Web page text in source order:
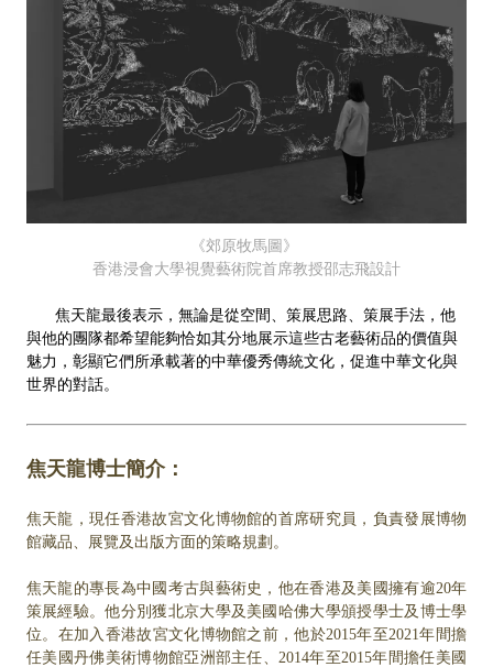
《郊原牧馬圖》
香港浸會大學視覺藝術院首席教授邵志飛設計
焦天龍最後表示，無論是從空間、策展思路、策展手法，他
與他的團隊都希望能夠恰如其分地展示這些古老藝術品的價值與
魅力，彰顯它們所承載著的中華優秀傳統文化，促進中華文化與
世界的對話。
焦天龍博士簡介：
焦天龍，現任香港故宮文化博物館的首席研究員，負責發展博物
館藏品、展覽及出版方面的策略規劃。
焦天龍的專長為中國考古與藝術史，他在香港及美國擁有逾20年
策展經驗。他分別獲北京大學及美國哈佛大學頒授學士及博士學
位。在加入香港故宮文化博物館之前，他於2015年至2021年間擔
任美國丹佛美術博物館亞洲部主任、2014年至2015年間擔任美國